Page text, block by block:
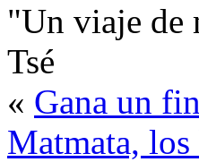
"Un viaje de
Tsé
« Gana un
Matmata, los